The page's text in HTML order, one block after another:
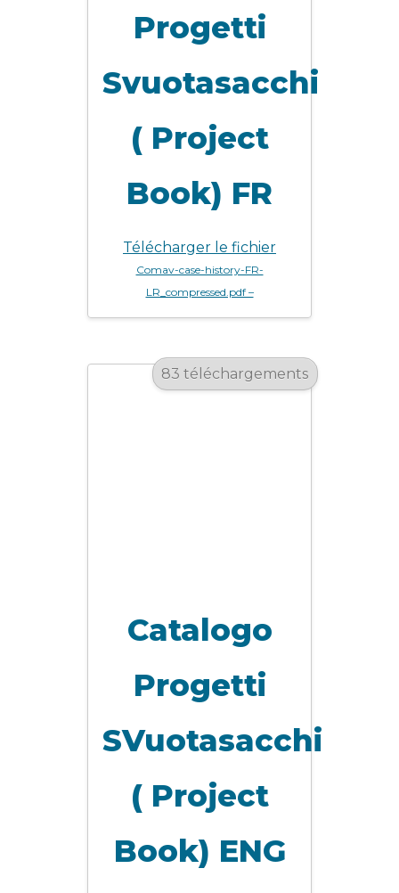
Progetti
Svuotasacchi
( Project
Book) FR
Télécharger le fichier
Comav-case-history-FR-
LR_compressed.pdf –
83 téléchargements
Catalogo
Progetti
SVuotasacchi
( Project
Book) ENG